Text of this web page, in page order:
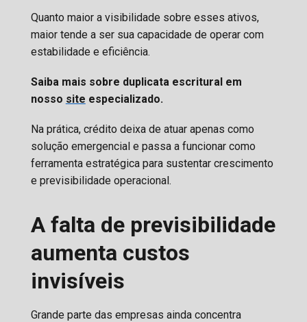
Quanto maior a visibilidade sobre esses ativos,
maior tende a ser sua capacidade de operar com
estabilidade e eficiência.
Saiba mais sobre duplicata escritural em
nosso site especializado.
Na prática, crédito deixa de atuar apenas como
solução emergencial e passa a funcionar como
ferramenta estratégica para sustentar crescimento
e previsibilidade operacional.
A falta de previsibilidade
aumenta custos
invisíveis
Grande parte das empresas ainda concentra